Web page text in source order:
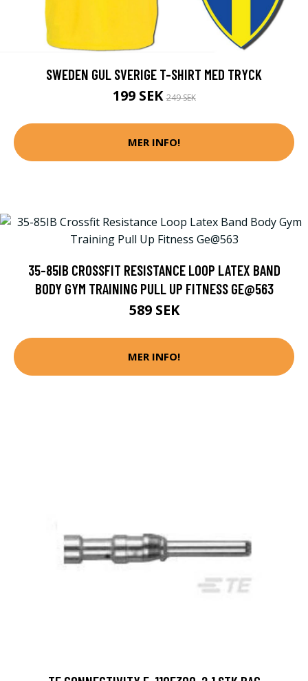
SWEDEN GUL SVERIGE T-SHIRT MED TRYCK
199 SEK249 SEK
MER INFO!
35-85IB CROSSFIT RESISTANCE LOOP LATEX BAND
BODY GYM TRAINING PULL UP FITNESS GE@563
589 SEK
MER INFO!